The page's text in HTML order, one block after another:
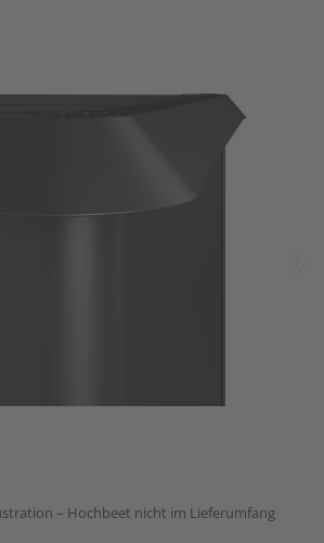
– Hochbeet nicht im Lieferumfang